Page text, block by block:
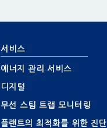
서비스
에너지 관리 서비스
디지털
무선 스팀 트랩 모니터링
플랜트의 최적화를 위한 진단